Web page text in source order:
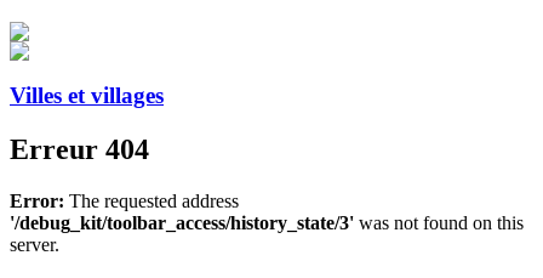
Villes et villages
Erreur 404
Error: The requested address
'/debug_kit/toolbar_access/history_state/3' was not found on this
server.